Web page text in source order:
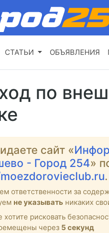
СТАТЬИ ОБЪЯВЛЕНИЯ
по
сайт «
- Город 254»
.
ответственности за
не указывать никаких
рисковать
через 4 секунд